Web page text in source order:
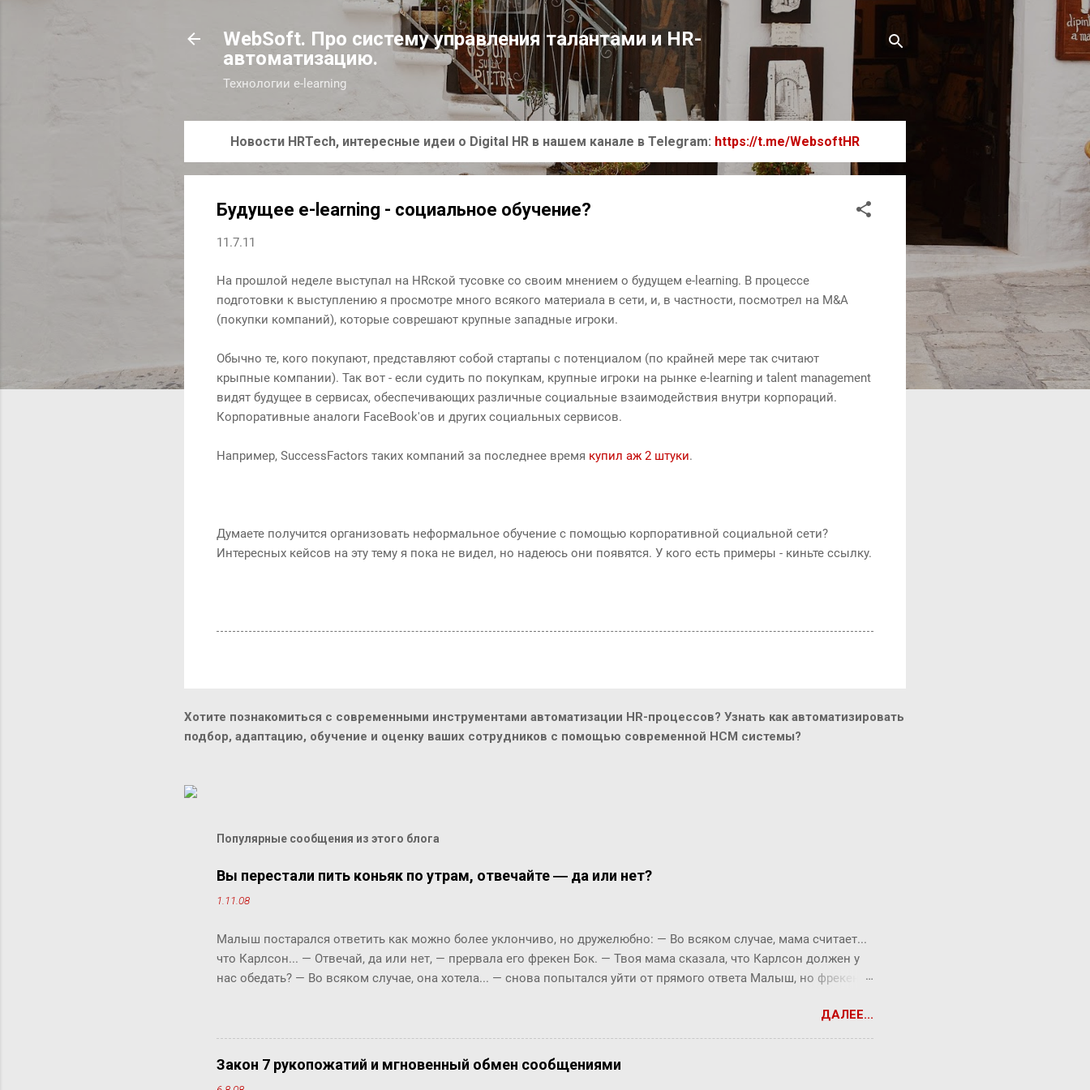
К основному контенту
WebSoft. Про систему управления талантами и HR-
автоматизацию.
Технологии e-learning
Новости HRTech, интересные идеи о Digital HR в нашем канале в Telegram: https://t.me/WebsoftHR
Будущее e-learning - социальное обучение?
11.7.11
На прошлой неделе выступал на HRской тусовке со своим мнением о будущем e-learning. В процессе
подготовки к выступлению я просмотре много всякого материала в сети, и, в частности, посмотрел на M&A
(покупки компаний), которые соврешают крупные западные игроки.
Обычно те, кого покупают, представляют собой стартапы с потенциалом (по крайней мере так считают
крыпные компании). Так вот - если судить по покупкам, крупные игроки на рынке e-learning и talent management
видят будущее в сервисах, обеспечивающих различные социальные взаимодействия внутри корпораций.
Корпоративные аналоги FaceBook'ов и других социальных сервисов.
Например, SuccessFactors таких компаний за последнее время купил аж 2 штуки.
Думаете получится организовать неформальное обучение с помощью корпоративной социальной сети?
Интересных кейсов на эту тему я пока не видел, но надеюсь они появятся. У кого есть примеры - киньте ссылку.
Хотите познакомиться с современными инструментами автоматизации HR-процессов? Узнать как автоматизировать
подбор, адаптацию, обучение и оценку ваших сотрудников с помощью современной HCM системы?
Популярные сообщения из этого блога
Вы перестали пить коньяк по утрам, отвечайте ― да или нет?
1.11.08
Малыш постарался ответить как можно более уклончиво, но дружелюбно: ― Во всяком случае, мама считает...
что Карлсон... ― Отвечай, да или нет, ― прервала его фрекен Бок. ― Твоя мама сказала, что Карлсон должен у
нас обедать? ― Во всяком случае, она хотела... ― снова попытался уйти от прямого ответа Малыш, но фрекен
ответить «да» или «нет», по-моему, это не трудно. ― Представь себе, трудно, ― вмешался Карлсон. ― Я сейчас
задам тебе простой вопрос, и ты сама в этом убедишься. Вот, слушай! Ты перестала пить коньяк по утрам,
отвечай ― да или нет? У фрекен Бок перехватило дыхание, казалось, она вот-вот упадет без чувств. Она хотела
что-то сказать, но не могла вымолвить ни слова. ― Ну вот вам, ― сказал Карлсон с торжеством. ― Повторяю
ДАЛЕЕ...
Закон 7 рукопожатий и мгновенный обмен сообщениями